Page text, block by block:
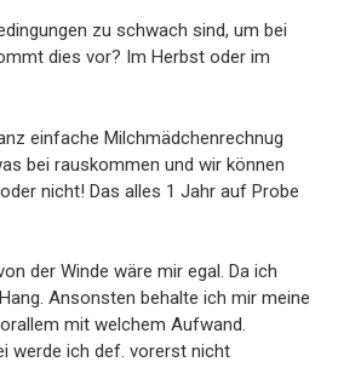
zu schwach sind, um bei
dies vor? Im Herbst oder im
einfache Milchmädchenrechnug
bei rauskommen und wir können
nicht! Das alles 1 Jahr auf Probe
der Winde wäre mir egal. Da ich
Ansonsten behalte ich mir meine
mit welchem Aufwand.
werde ich def. vorerst nicht